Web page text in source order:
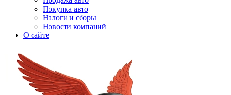
Покупка авто
Налоги и сборы
Новости компаний
О сайте